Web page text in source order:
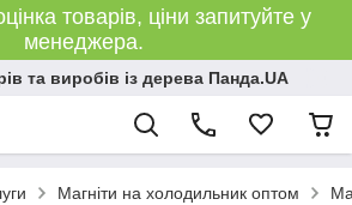
товарів, ціни запитуйте у
менеджера.
та виробів із дерева Панда.UA
Магніти на холодильник оптом